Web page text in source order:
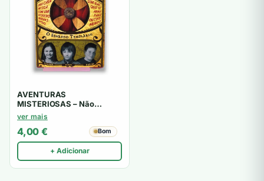
AVENTURAS
MISTERIOSAS – Não
disponível
ver mais
4,00 € Bom
+ Adicionar